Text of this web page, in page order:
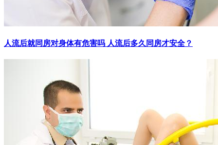
人流后就同房对身体有危害吗 人流后多久同房才安全？